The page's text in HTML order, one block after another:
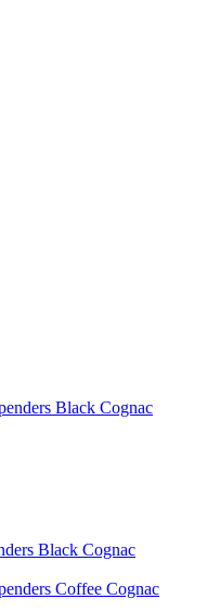
Black Cognac